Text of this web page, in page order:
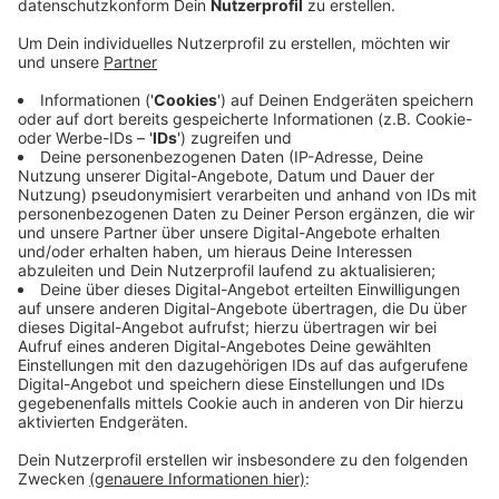
Anzeige
In Duisburg-Marxloh ist aus der Festnahme eines 18-
Jährigen am Dienstagabend ein Großeinsatz geworden.
Der junge Mann war zunächst noch in ein Haus
geflüchtet, da konnte die Polizei ihn aber festnehmen.
Draußen sammelten sich rund 200 Menschen - auch
mit Clan-Bezug - und störten die Festnahme. Erst mit
Verstärkung konnte die Polizei die Situation klären, es
wurden zwei weitere Personen in Gewahrsam
genommen. Warum der 18-Jährige gesucht wurde,
sagte die Polizei nicht. Verletzt wurde bei dem
Großeinsatz niemand.